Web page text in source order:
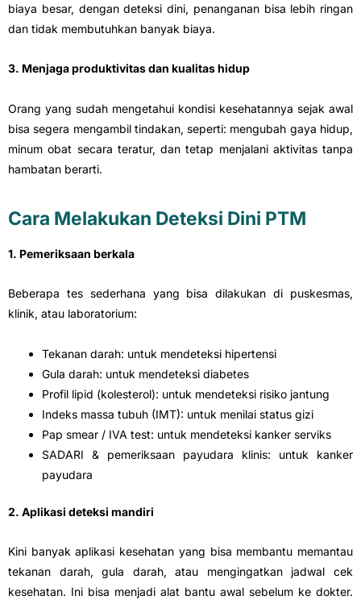
biaya besar, dengan deteksi dini, penanganan bisa lebih ringan
dan tidak membutuhkan banyak biaya.
3. Menjaga produktivitas dan kualitas hidup
Orang yang sudah mengetahui kondisi kesehatannya sejak awal
bisa segera mengambil tindakan, seperti: mengubah gaya hidup,
minum obat secara teratur, dan tetap menjalani aktivitas tanpa
hambatan berarti.
Cara Melakukan Deteksi Dini PTM
1. Pemeriksaan berkala
Beberapa tes sederhana yang bisa dilakukan di puskesmas,
klinik, atau laboratorium:
Tekanan darah: untuk mendeteksi hipertensi
Gula darah: untuk mendeteksi diabetes
Profil lipid (kolesterol): untuk mendeteksi risiko jantung
Indeks massa tubuh (IMT): untuk menilai status gizi
Pap smear / IVA test: untuk mendeteksi kanker serviks
SADARI & pemeriksaan payudara klinis: untuk kanker
payudara
2. Aplikasi deteksi mandiri
Kini banyak aplikasi kesehatan yang bisa membantu memantau
tekanan darah, gula darah, atau mengingatkan jadwal cek
kesehatan. Ini bisa menjadi alat bantu awal sebelum ke dokter.